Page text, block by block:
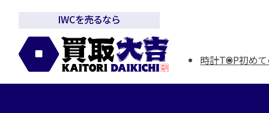
IWCを売るなら
時計TOP初め